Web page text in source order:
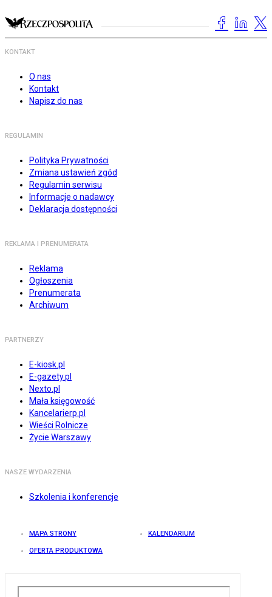
KONTAKT
O nas
Kontakt
Napisz do nas
REGULAMIN
Polityka Prywatności
Zmiana ustawień zgód
Regulamin serwisu
Informacje o nadawcy
Deklaracja dostępności
REKLAMA I PRENUMERATA
Reklama
Ogłoszenia
Prenumerata
Archiwum
PARTNERZY
E-kiosk.pl
E-gazety.pl
Nexto.pl
Mała księgowość
Kancelarierp.pl
Wieści Rolnicze
Życie Warszawy
NASZE WYDARZENIA
Szkolenia i konferencje
MAPA STRONY KALENDARIUM
OFERTA PRODUKTOWA